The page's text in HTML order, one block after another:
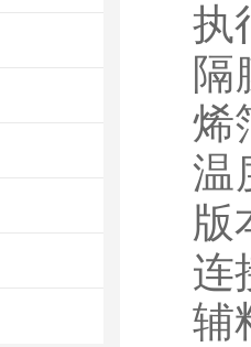
执
隔
烯
温
版
连
辅